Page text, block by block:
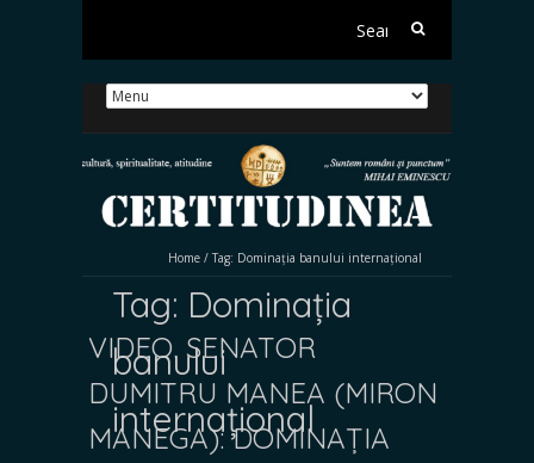
Search
Home / Tag: Dominația banului internațional
Tag: Dominația
banului
internațional
VIDEO. SENATOR
DUMITRU MANEA (MIRON
MANEGA): DOMINAȚIA